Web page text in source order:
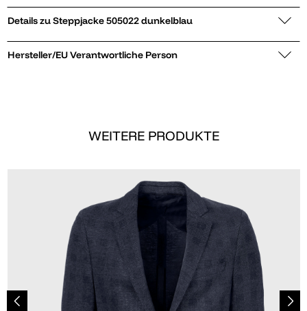
Details zu Steppjacke 505022 dunkelblau
Hersteller/EU Verantwortliche Person
WEITERE PRODUKTE